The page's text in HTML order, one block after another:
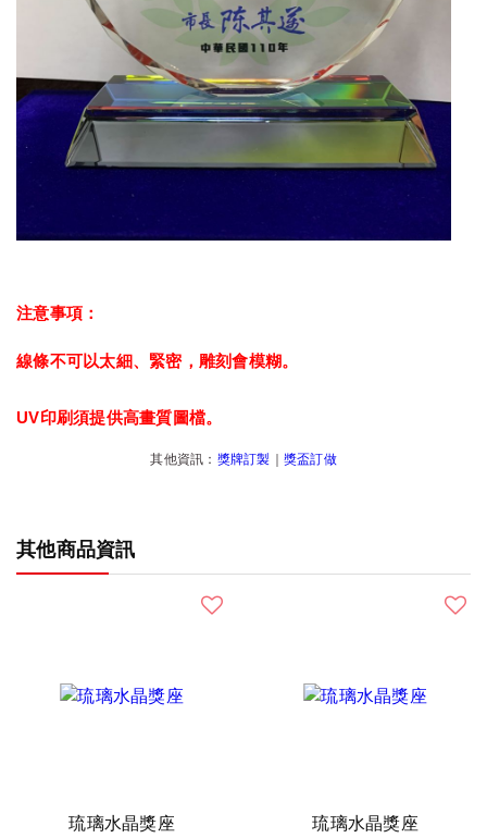
注意事項：
線條不可以太細、緊密，雕刻會模糊。
UV印刷須提供高畫質圖檔。
其他資訊： 獎牌訂製 獎盃訂做
其他商品資訊
琉璃水晶獎座 琉璃水晶獎座